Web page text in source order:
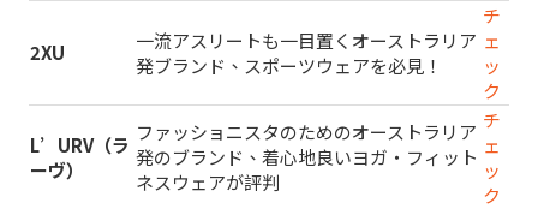
2XU
一流アスリートも一目置くオーストラリア
発ブランド、スポーツウェアを必見！
チ
ェ
ッ
ク
L’URV（ラ
ーヴ）
ファッショニスタのためのオーストラリア
発のブランド、着心地良いヨガ・フィット
ネスウェアが評判
チ
ェ
ッ
ク